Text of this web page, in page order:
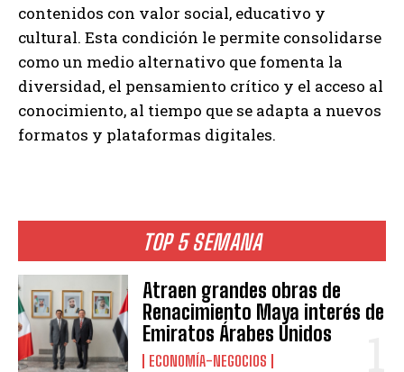
TOP 5 SEMANA
Atraen grandes obras de
Renacimiento Maya interés de
Emiratos Árabes Unidos
ECONOMÍA-NEGOCIOS
contenidos con valor social, educativo y
cultural. Esta condición le permite consolidarse
como un medio alternativo que fomenta la
diversidad, el pensamiento crítico y el acceso al
conocimiento, al tiempo que se adapta a nuevos
formatos y plataformas digitales.